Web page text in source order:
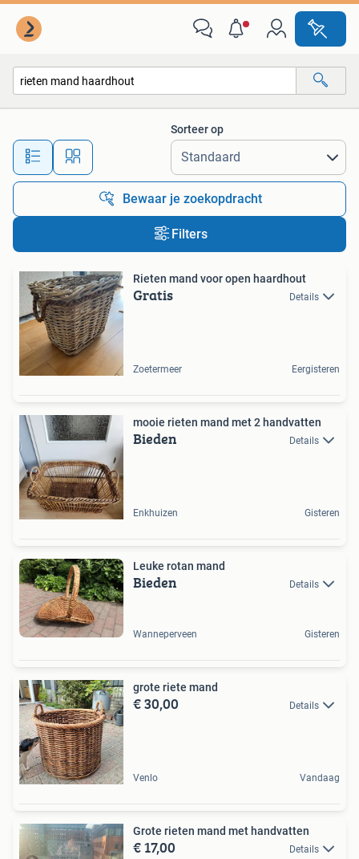
Alle afstanden…
Sorteer op
Bewaar je zoekopdracht
Filters
Rieten mand voor open haardhout
Gratis Details
Zoetermeer Eergisteren
mooie rieten mand met 2 handvatten
Bieden Details
Enkhuizen Gisteren
Leuke rotan mand
Bieden Details
Wanneperveen Gisteren
grote riete mand
€ 30,00 Details
Venlo Vandaag
Grote rieten mand met handvatten
€ 17,00 Details